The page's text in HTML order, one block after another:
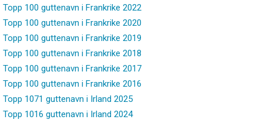
Topp 100 guttenavn i Frankrike 2022
Topp 100 guttenavn i Frankrike 2020
Topp 100 guttenavn i Frankrike 2019
Topp 100 guttenavn i Frankrike 2018
Topp 100 guttenavn i Frankrike 2017
Topp 100 guttenavn i Frankrike 2016
Topp 1071 guttenavn i Irland 2025
Topp 1016 guttenavn i Irland 2024